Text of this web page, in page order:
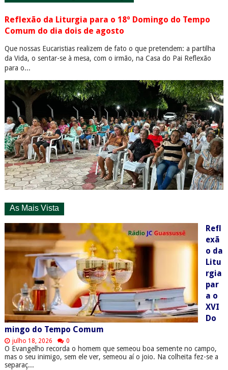
Reflexão da Liturgia para o 18º Domingo do Tempo
Comum do dia dois de agosto
Que nossas Eucaristias realizem de fato o que pretendem: a partilha
da Vida, o sentar-se à mesa, com o irmão, na Casa do Pai Reflexão
para o...
As Mais Vista
Refl
exã
o da
Litu
rgia
par
a o
XVI
Do
mingo do Tempo Comum
julho 18, 2026 0
O Evangelho recorda o homem que semeou boa semente no campo,
mas o seu inimigo, sem ele ver, semeou aí o joio. Na colheita fez-se a
separaç...